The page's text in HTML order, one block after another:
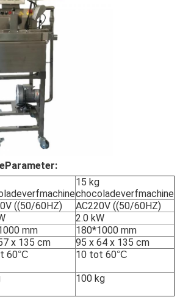
Parameter:
15 kg
chocoladeverfmachine
((50/60HZ)
AC220V ((50/60HZ)
2.0 kW
mm
180*1000 mm
x 135 cm
95 x 64 x 135 cm
60°C 10 tot 60°C
100 kg